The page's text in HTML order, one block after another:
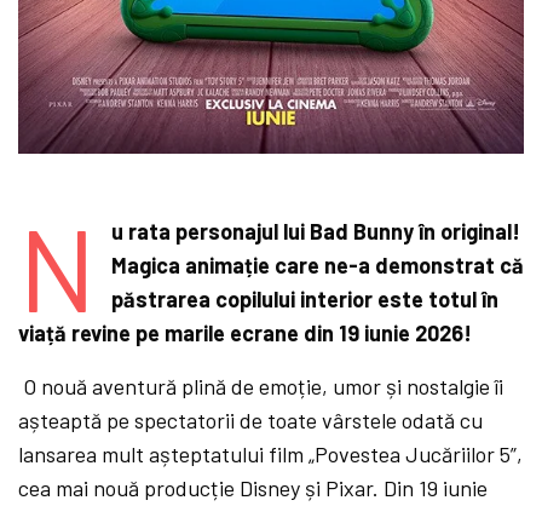
N
u rata personajul lui Bad Bunny în original!
Magica animație care ne-a demonstrat că
păstrarea copilului interior este totul în
viață revine pe marile ecrane din 19 iunie 2026!
O nouă aventură plină de emoție, umor și nostalgie îi
așteaptă pe spectatorii de toate vârstele odată cu
lansarea mult așteptatului film „Povestea Jucăriilor 5”,
cea mai nouă producție Disney și Pixar. Din 19 iunie